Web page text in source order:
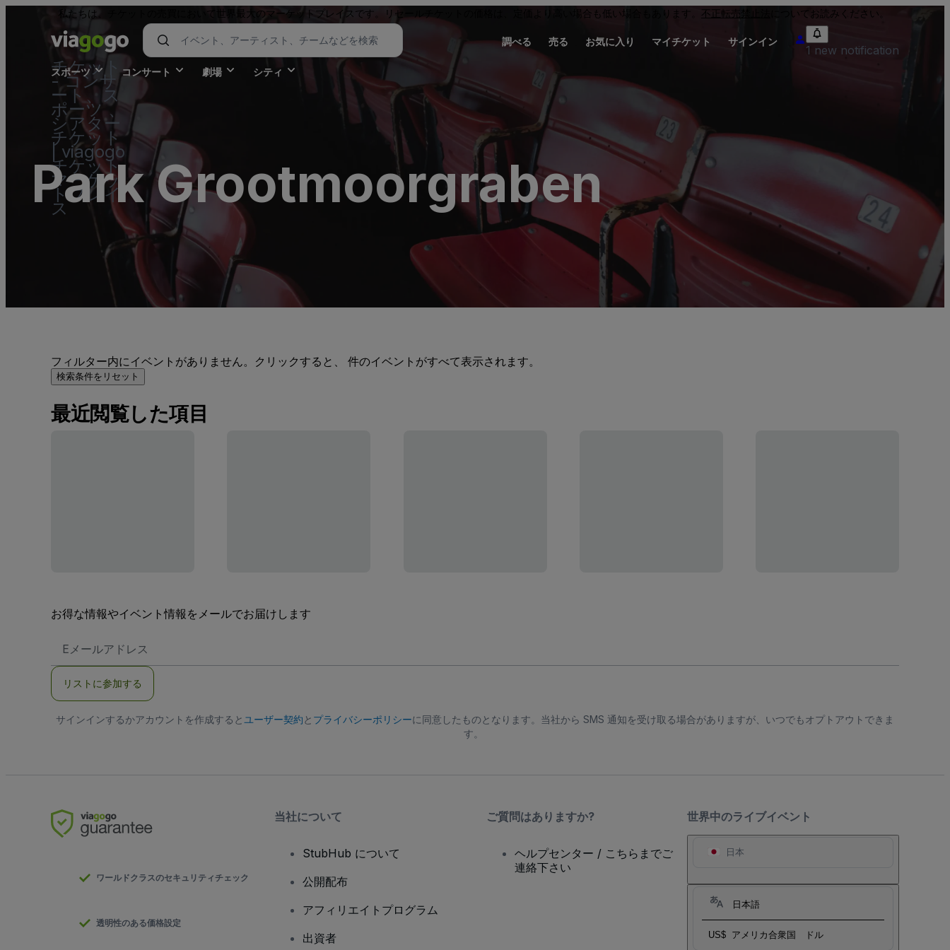
私たちは、チケットの売買において世界最大のマーケットプレイスです。リセールチケットの価格は、定価より高い場合も低い場合もあります。 不正転売禁止法 についてお読みください。
チケット
- コンサ
ート、ス
ポーツ 、
シアター
チケット
| viagogo
チケット
マーケッ
トプレイ
ス
調べる 売る お気に入り マイチケット サインイン
1 new notification
スポーツ コンサート 劇場 シティ
Park Grootmoorgraben
フィルター内にイベントがありません。クリックすると、 件のイベントがすべて表示されます。
検索条件をリセット
最近閲覧した項目
お得な情報やイベント情報をメールでお届けします
メ
ア
ス
リストに参加する
サインインするかアカウントを作成すると ユーザー契約と プライバシーポリシーに同意したものとなります。当社から SMS 通知を受け取る場合がありますが、いつでもオプトアウトできま
す。
世界中のライブイベント
日本
日本語
US$ アメリカ合衆国 ドル
ワールドクラスのセキュリティチェック
透明性のある価格設定
当社について
StubHub について
公開配布
アフィリエイトプログラム
出資者
ご質問はありますか?
ヘルプセンター / こちらまでご
連絡下さい